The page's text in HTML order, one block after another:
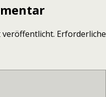
veröffentlicht. Erforderliche